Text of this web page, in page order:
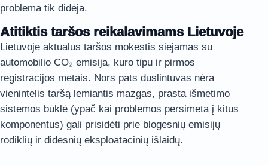
problema tik didėja.
Atitiktis taršos reikalavimams Lietuvoje
Lietuvoje aktualus taršos mokestis siejamas su
automobilio CO₂ emisija, kuro tipu ir pirmos
registracijos metais. Nors pats duslintuvas nėra
vienintelis taršą lemiantis mazgas, prasta išmetimo
sistemos būklė (ypač kai problemos persimeta į kitus
komponentus) gali prisidėti prie blogesnių emisijų
rodiklių ir didesnių eksploatacinių išlaidų.